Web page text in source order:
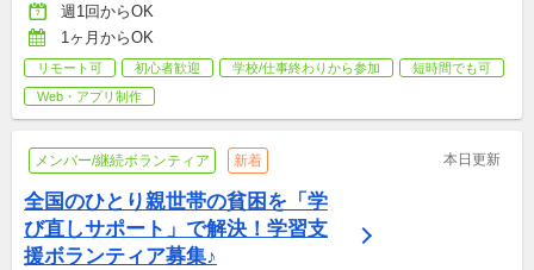
週1回からOK
1ヶ月からOK
リモート可 初心者歓迎 学校/仕事終わりから参加
短時間でも可
Web・アプリ制作
メンバー/継続ボランティア 新着 本日更新
全国のひとり親世帯の貧困を「学
び直しサポート」で解決！学習支
援ボランティア募集♪